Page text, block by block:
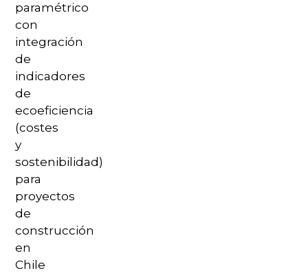
paramétrico
con
integración
de
indicadores
de
ecoeficiencia
(costes
y
sostenibilidad)
para
proyectos
de
construcción
en
Chile